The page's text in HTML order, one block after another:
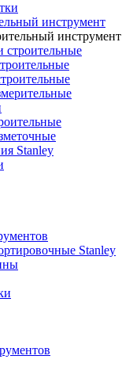
инструмент
инструмент
строительные
Stanley
Stanley